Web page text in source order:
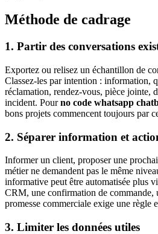
Méthode de cadrage
1. Partir des conversations
Exportez ou relisez un échantillon de
Classez-les par intention : information,
réclamation, rendez-vous, pièce jointe,
incident. Pourno code whatsapp
bons projets commencent toujours par
2. Séparer information et
Informer un client, proposer une
métier ne demandent pas le même
informative peut être automatisée plus
CRM, une confirmation de commande,
promesse commerciale exige une règle
3. Limiter les données utiles